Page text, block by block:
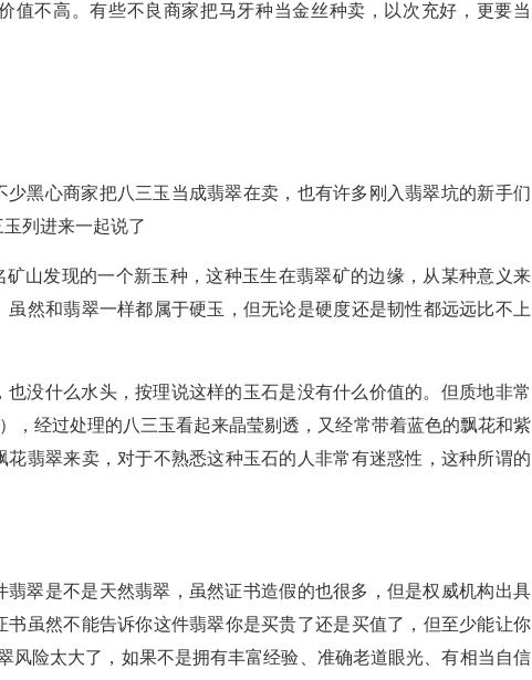
值不高。有些不良商家把马牙种当金丝种卖，以次充好，更要当
黑心商家把八三玉当成翡翠在卖，也有许多刚入翡翠坑的新手们
列进来一起说了
矿山发现的一个新玉种，这种玉生在翡翠矿的边缘，从某种意义来
然和翡翠一样都属于硬玉，但无论是硬度还是韧性都远远比不上
也没什么水头，按理说这样的玉石是没有什么价值的。但质地非常
，经过处理的八三玉看起来晶莹剔透，又经常带着蓝色的飘花和紫
翡翠来卖，对于不熟悉这种玉石的人非常有迷惑性，这种所谓的
翠是不是天然翡翠，虽然证书造假的也很多，但是权威机构出具
虽然不能告诉你这件翡翠你是买贵了还是买值了，但至少能让你
风险太大了，如果不是拥有丰富经验、准确老道眼光、有相当自信